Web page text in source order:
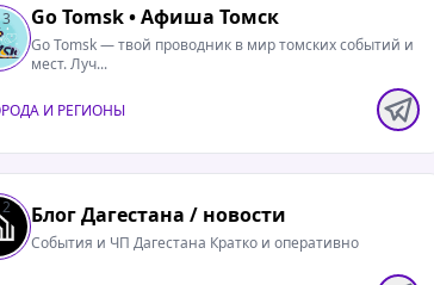
3 Go Tomsk • Афиша Томск
Go Tomsk — твой проводник в мир томских событий и
мест. Луч...
И РЕГИОНЫ
2 Блог Дагестана / новости
События и ЧП Дагестана Кратко и оперативно